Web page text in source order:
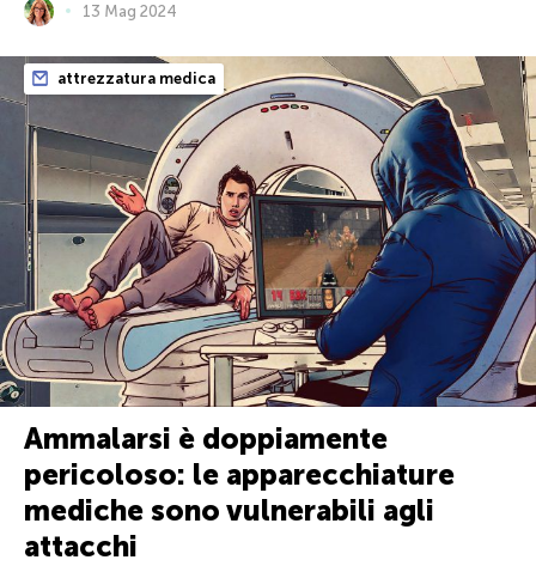
13 Mag 2024
attrezzatura medica
Ammalarsi è doppiamente
pericoloso: le apparecchiature
mediche sono vulnerabili agli
attacchi